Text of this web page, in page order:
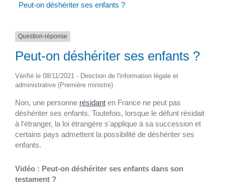
Peut-on déshériter ses enfants ?
Question-réponse
Peut-on déshériter ses enfants ?
Vérifié le 08/11/2021 - Direction de l'information légale et
administrative (Première ministre)
Non, une personne résidant en France ne peut pas
déshériter ses enfants. Toutefois, lorsque le défunt résidait
à l'étranger, la loi étrangère s'applique à sa succession et
certains pays admettent la possibilité de déshériter ses
enfants.
Vidéo : Peut-on déshériter ses enfants dans son
testament ?